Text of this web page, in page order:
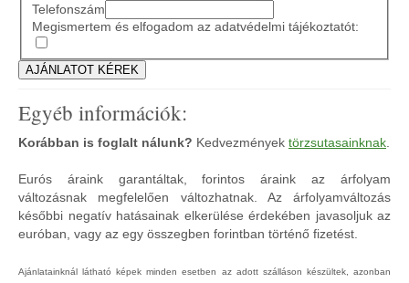
Telefonszám
Megismertem és elfogadom az adatvédelmi tájékoztatót:
Egyéb információk:
Korábban is foglalt nálunk? Kedvezmények törzsutasainknak.
Eurós áraink garantáltak, forintos áraink az árfolyam
változásnak megfelelően változhatnak. Az árfolyamváltozás
későbbi negatív hatásainak elkerülése érdekében javasoljuk az
euróban, vagy az egy összegben forintban történő fizetést.
Ajánlatainknál látható képek minden esetben az adott szálláson készültek, azonban